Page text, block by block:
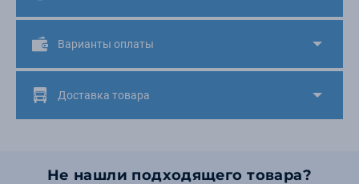
Варианты оплаты
Доставка товара
Не нашли подходящего товара?